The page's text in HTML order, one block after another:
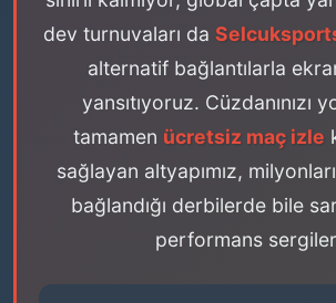
dev turnuvaları da
alternatif bağlantılarla
yansıtıyoruz. Cüzdanınızı
tamamen ücretsiz maç izle
sağlayan altyapımız,
bağlandığı derbilerde bile
performans